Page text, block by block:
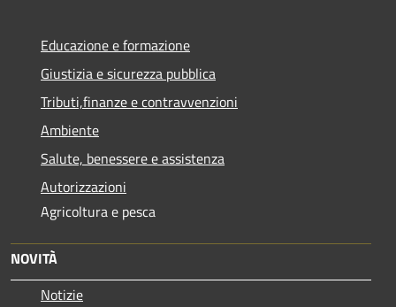
Educazione e formazione
Giustizia e sicurezza pubblica
Tributi,finanze e contravvenzioni
Ambiente
Salute, benessere e assistenza
Autorizzazioni
Agricoltura e pesca
NOVITÀ
Notizie